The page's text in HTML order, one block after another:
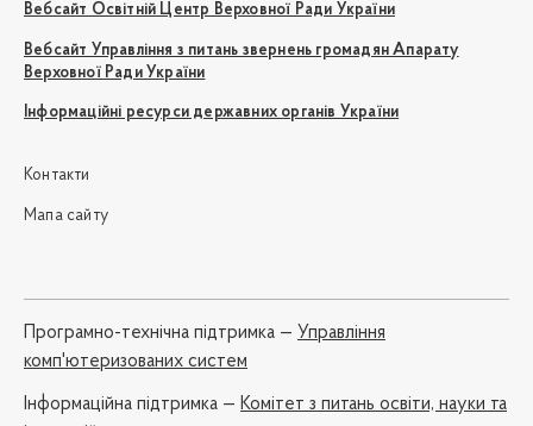
Вебсайт Освітній Центр Верховної Ради України
Вебсайт Управління з питань звернень громадян Апарату
Верховної Ради України
Інформаційні ресурси державних органів України
Контакти
Мапа сайту
Програмно-технічна підтримка — Управління
комп'ютеризованих систем
Iнформаційна підтримка — Комітет з питань освіти, науки та